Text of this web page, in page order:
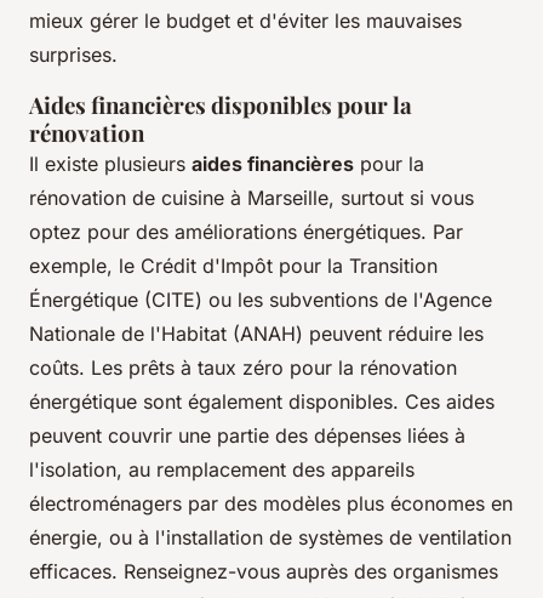
mieux gérer le budget et d'éviter les mauvaises
surprises.
Aides financières disponibles pour la
rénovation
Il existe plusieurs aides financières pour la
rénovation de cuisine à Marseille, surtout si vous
optez pour des améliorations énergétiques. Par
exemple, le Crédit d'Impôt pour la Transition
Énergétique (CITE) ou les subventions de l'Agence
Nationale de l'Habitat (ANAH) peuvent réduire les
coûts. Les prêts à taux zéro pour la rénovation
énergétique sont également disponibles. Ces aides
peuvent couvrir une partie des dépenses liées à
l'isolation, au remplacement des appareils
électroménagers par des modèles plus économes en
énergie, ou à l'installation de systèmes de ventilation
efficaces. Renseignez-vous auprès des organismes